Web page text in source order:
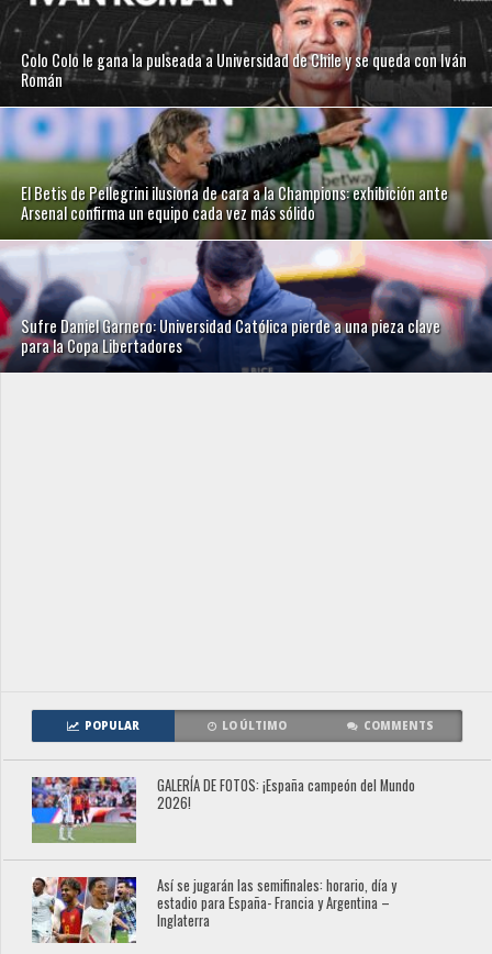
Colo Colo le gana la pulseada a Universidad de Chile y se queda con Iván
Román
El Betis de Pellegrini ilusiona de cara a la Champions: exhibición ante
Arsenal confirma un equipo cada vez más sólido
Sufre Daniel Garnero: Universidad Católica pierde a una pieza clave
para la Copa Libertadores
POPULAR LO ÚLTIMO COMMENTS
GALERÍA DE FOTOS: ¡España campeón del Mundo
2026!
Así se jugarán las semifinales: horario, día y
estadio para España- Francia y Argentina –
Inglaterra